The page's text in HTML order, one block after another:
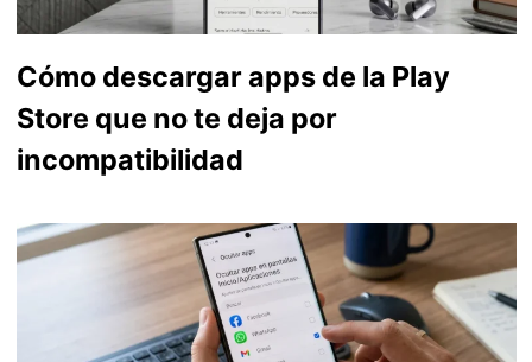
Cómo descargar apps de la Play
Store que no te deja por
incompatibilidad